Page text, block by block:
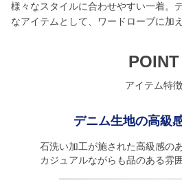
様々なスタイルに合わせやすい一着。
なアイテムとして、ワードローブに加
POINT
アイテム特徴
デニム生地の高級
石洗い加工が施された高級感の
カジュアルながらも品のある雰